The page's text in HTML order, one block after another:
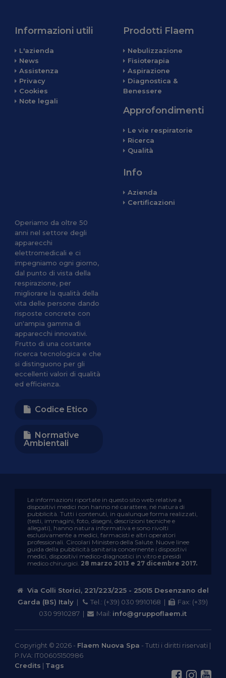
Informazioni utili
L'azienda
News
Assistenza
Privacy
Cookies
Note legali
Prodotti Flaem
Nebulizzazione
Fisioterapia
Aspirazione
Diagnostica &
Benessere
Approfondimenti
Le vie respiratorie
Ricerca
Qualità
Info
Azienda
Certificazioni
Operiamo da oltre 50
anni nel settore degli
apparecchi
elettromedicali e ci
impegniamo ogni giorno,
dal punto di vista della
respirazione, per
migliorare la qualità della
vita delle persone dando
risposte concrete con
un'ampia gamma di
apparecchi innovativi.
Frutto di una costante
ricerca tecnologica e che
si distinguono per gli
eccellenti valori di qualità
ed efficienza.
Codice Etico
Normative
Ambientali
Le informazioni riportate in questo sito web relative a
dispositivi medici non hanno né carattere, né natura di
pubblicità. Tutti i contenuti, in qualunque forma realizzati,
(testi, immagini, foto, disegni, descrizioni tecniche e
allegati), hanno natura informativa e sono rivolti
esclusivamente a medici, farmacisti e altri operatori
professionali. Circolari Ministero della Salute. Nuove linee
guida della pubblicità sanitaria concernente i dispositivi
medici, dispositivi medico-diagnostici in vitro e presidi
medico chirurgici. 28 marzo 2013 e 27 dicembre 2017.
Via Colli Storici, 221/223/225 - 25015 Desenzano del
Garda (BS) Italy | Tel.: (+39) 030 9910168 |
Fax: (+39)
030 9910287 |
Mail: info@gruppoflaem.it
Copyright © 2026 - Flaem Nuova Spa - Tutti i diritti riservati |
P.IVA: IT00605150986
Credits | Tags